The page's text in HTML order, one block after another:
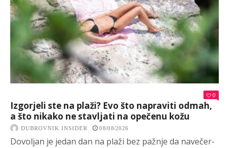
0
Izgorjeli ste na plaži? Evo što napraviti odmah,
a što nikako ne stavljati na opečenu kožu
DUBROVNIK INSIDER 08/08/2026
Dovoljan je jedan dan na plaži bez pažnje da navečer-